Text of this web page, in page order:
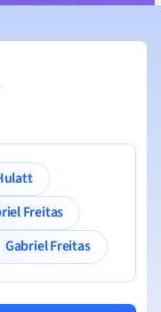
Hulatt
Freitas
Gabriel Freitas